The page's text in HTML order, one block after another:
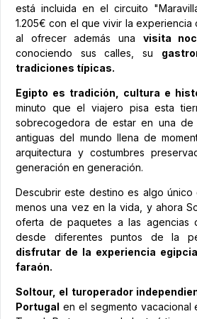
está incluida en el circuito
1.205€ con el que vivir la experiencia
al ofrecer además una visita
conociendo sus calles, su
tradiciones típicas.
Egipto es tradición, cultura e
minuto que el viajero pisa esta
sobrecogedora de estar en una de
antiguas del mundo llena de
arquitectura y costumbres
generación en generación.
Descubrir este destino es algo
menos una vez en la vida, y ahora
oferta de paquetes a las agencias
desde diferentes puntos de la
disfrutar de la experiencia
faraón.
Soltour, el turoperador
Portugal en el segmento vacacional